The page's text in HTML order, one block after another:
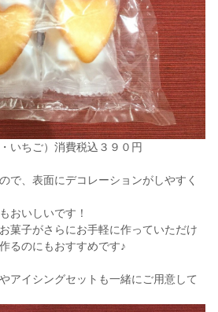
・いちご）消費税込３９０円
で、表面にデコレーションがしやすく
おいしいです！
菓子がさらにお手軽に作っていただけ
るのにもおすすめです♪
アイシングセットも一緒にご用意して